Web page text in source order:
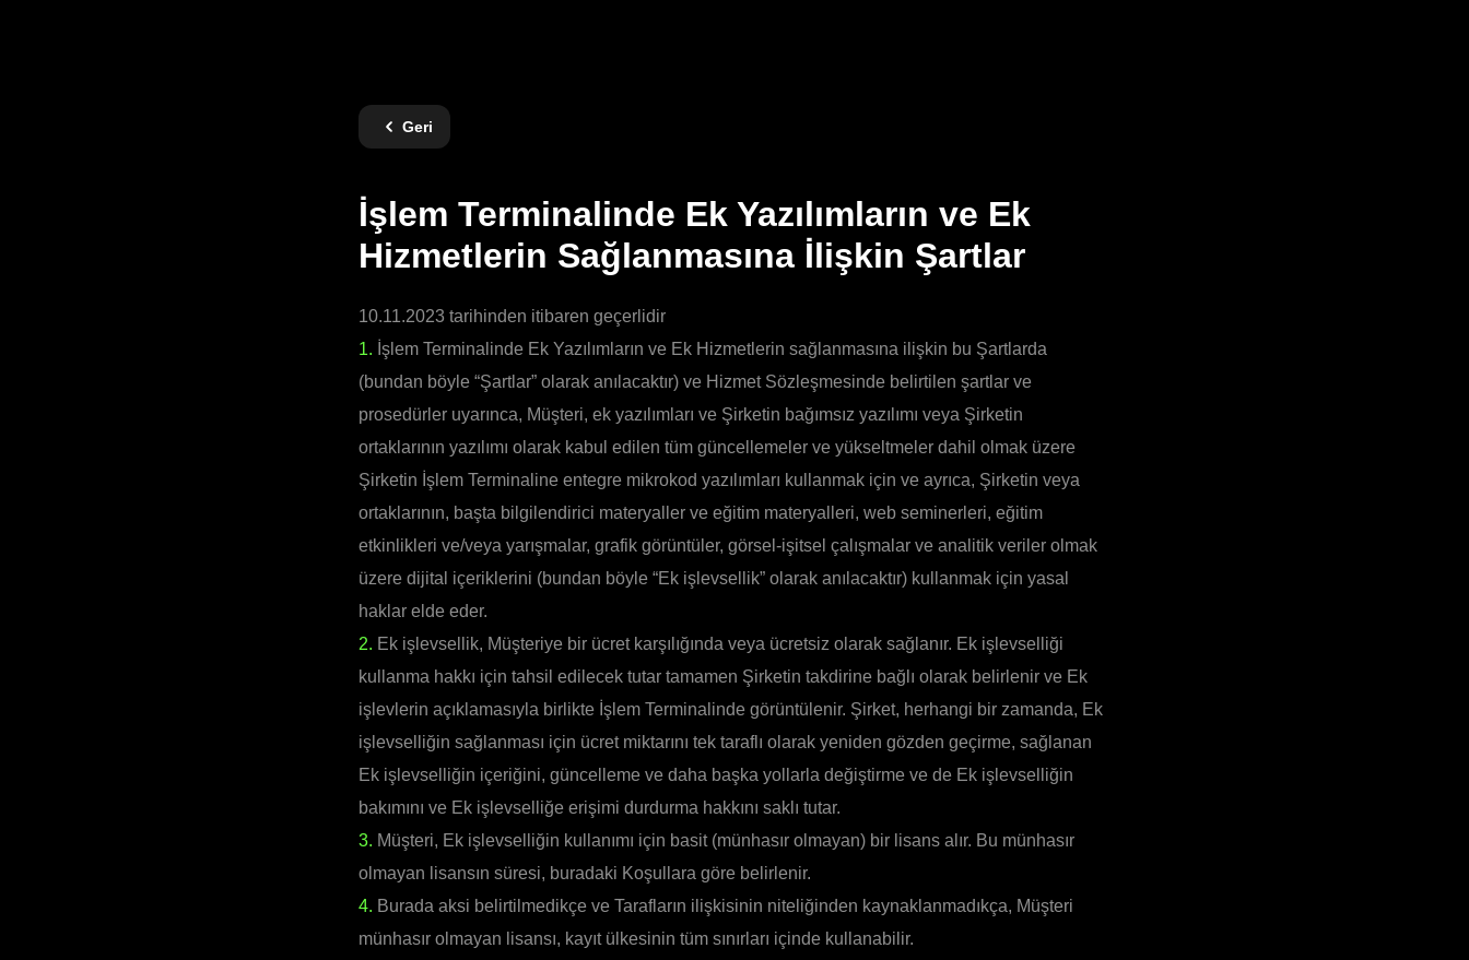
Geri
İşlem Terminalinde Ek Yazılımların ve Ek
Hizmetlerin Sağlanmasına İlişkin Şartlar
10.11.2023 tarihinden itibaren geçerlidir
1. İşlem Terminalinde Ek Yazılımların ve Ek Hizmetlerin sağlanmasına ilişkin bu Şartlarda
(bundan böyle “Şartlar” olarak anılacaktır) ve Hizmet Sözleşmesinde belirtilen şartlar ve
prosedürler uyarınca, Müşteri, ek yazılımları ve Şirketin bağımsız yazılımı veya Şirketin
ortaklarının yazılımı olarak kabul edilen tüm güncellemeler ve yükseltmeler dahil olmak üzere
Şirketin İşlem Terminaline entegre mikrokod yazılımları kullanmak için ve ayrıca, Şirketin veya
ortaklarının, başta bilgilendirici materyaller ve eğitim materyalleri, web seminerleri, eğitim
etkinlikleri ve/veya yarışmalar, grafik görüntüler, görsel-işitsel çalışmalar ve analitik veriler olmak
üzere dijital içeriklerini (bundan böyle “Ek işlevsellik” olarak anılacaktır) kullanmak için yasal
haklar elde eder.
2. Ek işlevsellik, Müşteriye bir ücret karşılığında veya ücretsiz olarak sağlanır. Ek işlevselliği
kullanma hakkı için tahsil edilecek tutar tamamen Şirketin takdirine bağlı olarak belirlenir ve Ek
işlevlerin açıklamasıyla birlikte İşlem Terminalinde görüntülenir. Şirket, herhangi bir zamanda, Ek
işlevselliğin sağlanması için ücret miktarını tek taraflı olarak yeniden gözden geçirme, sağlanan
Ek işlevselliğin içeriğini, güncelleme ve daha başka yollarla değiştirme ve de Ek işlevselliğin
bakımını ve Ek işlevselliğe erişimi durdurma hakkını saklı tutar.
3. Müşteri, Ek işlevselliğin kullanımı için basit (münhasır olmayan) bir lisans alır. Bu münhasır
olmayan lisansın süresi, buradaki Koşullara göre belirlenir.
4. Burada aksi belirtilmedikçe ve Tarafların ilişkisinin niteliğinden kaynaklanmadıkça, Müşteri
münhasır olmayan lisansı, kayıt ülkesinin tüm sınırları içinde kullanabilir.